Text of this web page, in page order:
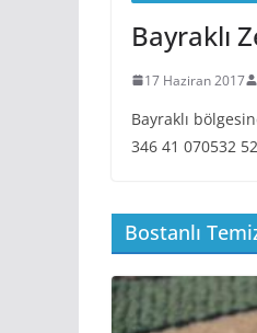
Bayraklı
17 Haziran 2017
Bayraklı
346 41 070532
Bostanlı